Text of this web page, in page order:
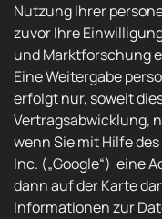
Nutzung Ihrer
zuvor Ihre
und Marktforschung
Eine Weitergabe
erfolgt nur, soweit
Vertragsabwicklung,
wenn Sie mit Hilfe
Inc. („Google“) eine
dann auf der Karte
Informationen zur